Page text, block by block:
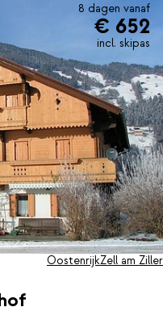
8 dagen vanaf
€ 652
incl. skipas
OostenrijkZell am Ziller